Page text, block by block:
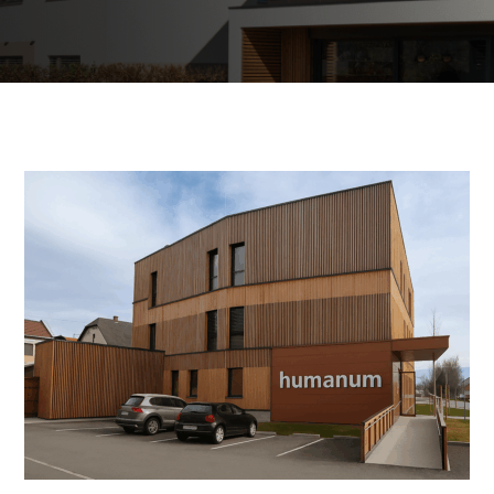
Poslovni in javni objekti
prostorov
Izkoriščanje odpadne toplote
Po meri
Zemljevid toplotnih črpalk
Izkušnje naših strank
–
Portal za partnerje
Vir informacij in orodja za
pomoč pooblaščenim